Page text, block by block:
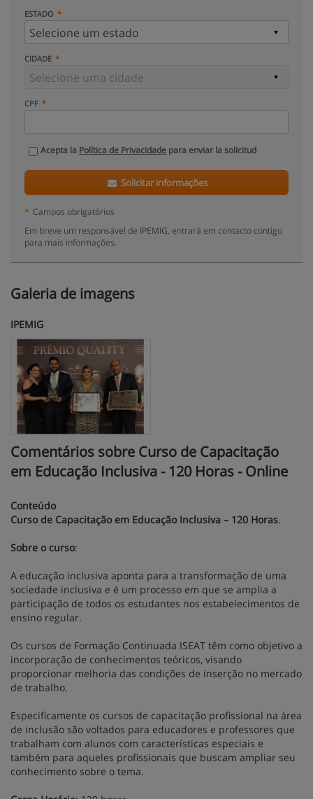
ESTADO
CIDADE
CPF
Acepta la Política de Privacidade para enviar la solicitud
Solicitar informações
* Campos obrigatórios
Em breve um responsável de IPEMIG, entrará em contacto contigo
para mais informações.
Galeria de imagens
IPEMIG
Comentários sobre Curso de Capacitação
em Educação Inclusiva - 120 Horas - Online
Conteúdo
Curso de Capacitação em Educação Inclusiva – 120 Horas.
Sobre o curso:
A educação inclusiva aponta para a transformação de uma
sociedade inclusiva e é um processo em que se amplia a
participação de todos os estudantes nos estabelecimentos de
ensino regular.
Os cursos de Formação Continuada ISEAT têm como objetivo a
incorporação de conhecimentos teóricos, visando
proporcionar melhoria das condições de inserção no mercado
de trabalho.
Especificamente os cursos de capacitação profissional na área
de inclusão são voltados para educadores e professores que
trabalham com alunos com características especiais e
também para aqueles profissionais que buscam ampliar seu
conhecimento sobre o tema.